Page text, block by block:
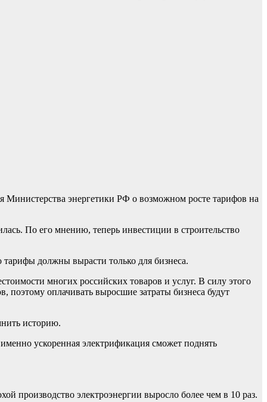
энергетики РФ о возможном росте тарифов на
По его мнению, теперь инвестиции в строительство
тарифы должны вырасти только для бизнеса.
многих российских товаров и услуг. В силу этого
поэтому оплачивать выросшие затраты бизнеса будут
историю.
ускоренная электрификация сможет поднять
производство электроэнергии выросло более чем в 10 раз.